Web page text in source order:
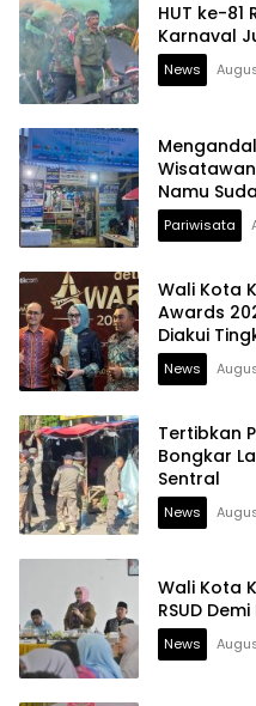
HUT ke-81
Karnaval
News
Namu
Digital
Pariwisata
Wali Kota
Awards
Diakui
News
Tertibkan
Bongkar
Sentral
News
Wali Kota
RSUD
News